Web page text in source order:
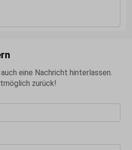
eine Nachricht hinterlassen.
zurück!